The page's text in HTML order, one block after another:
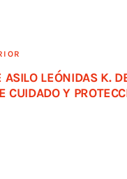
ASILO LEÓNIDAS K.
CUIDADO Y